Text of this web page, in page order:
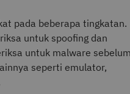
pada beberapa tingkatan.
untuk spoofing dan
untuk malware
seperti emulator,